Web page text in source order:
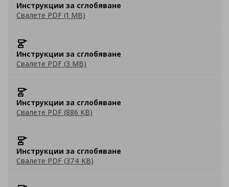
Инструкции за сглобяване
Свалете PDF (1 MB)
Инструкции за сглобяване
Свалете PDF (3 MB)
Инструкции за сглобяване
Свалете PDF (886 KB)
Инструкции за сглобяване
Свалете PDF (374 KB)